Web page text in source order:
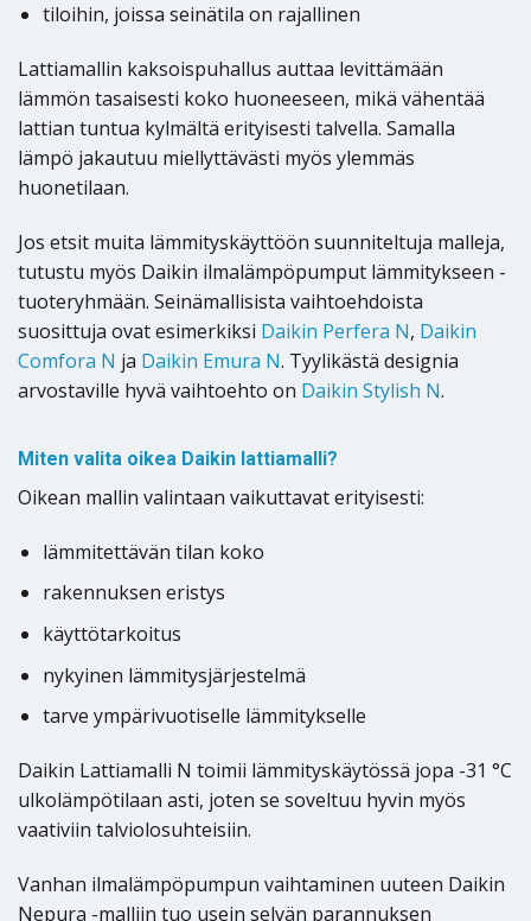
tiloihin, joissa seinätila on rajallinen
Lattiamallin kaksoispuhallus auttaa levittämään
lämmön tasaisesti koko huoneeseen, mikä vähentää
lattian tuntua kylmältä erityisesti talvella. Samalla
lämpö jakautuu miellyttävästi myös ylemmäs
huonetilaan.
Jos etsit muita lämmityskäyttöön suunniteltuja malleja,
tutustu myös Daikin ilmalämpöpumput lämmitykseen -
tuoteryhmään. Seinämallisista vaihtoehdoista
suosittuja ovat esimerkiksi Daikin Perfera N, Daikin
Comfora N ja Daikin Emura N. Tyylikästä designia
arvostaville hyvä vaihtoehto on Daikin Stylish N.
Miten valita oikea Daikin lattiamalli?
Oikean mallin valintaan vaikuttavat erityisesti:
lämmitettävän tilan koko
rakennuksen eristys
käyttötarkoitus
nykyinen lämmitysjärjestelmä
tarve ympärivuotiselle lämmitykselle
Daikin Lattiamalli N toimii lämmityskäytössä jopa -31 °C
ulkolämpötilaan asti, joten se soveltuu hyvin myös
vaativiin talviolosuhteisiin.
Vanhan ilmalämpöpumpun vaihtaminen uuteen Daikin
Nepura -malliin tuo usein selvän parannuksen